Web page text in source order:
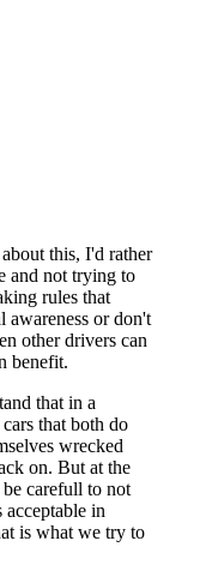
this, I'd rather
and not trying to
rules that
awareness or don't
other drivers can
benefit.
that in a
that both do
wrecked
on. But at the
carefull to not
in
is what we try to